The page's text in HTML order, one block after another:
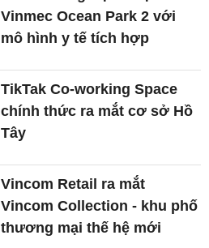
Vinmec Ocean Park 2 với
mô hình y tế tích hợp
TikTak Co-working Space
chính thức ra mắt cơ sở Hồ
Tây
Vincom Retail ra mắt
Vincom Collection - khu phố
thương mại thế hệ mới